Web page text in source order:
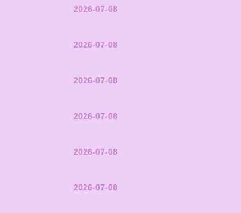
2026-07-08
2026-07-08
2026-07-08
2026-07-08
2026-07-08
2026-07-08